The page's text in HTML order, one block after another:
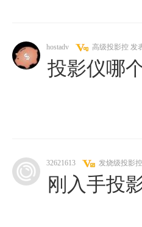
hostadv 高级投影控 发
投影仪哪
32621613 发烧级投影控
刚入手投